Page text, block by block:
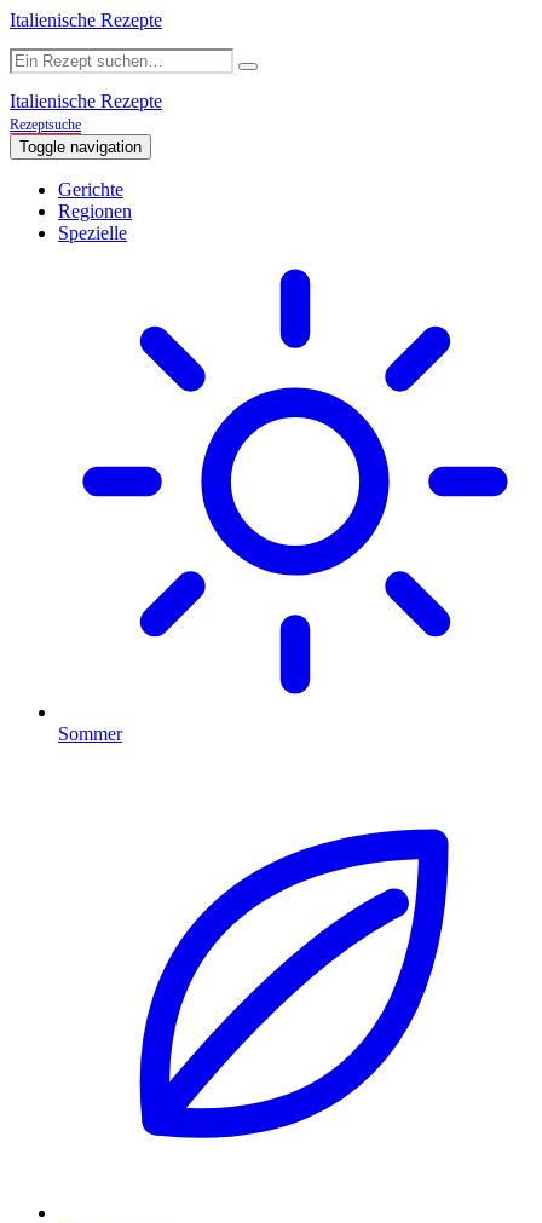
Italienische Rezepte
Italienische Rezepte
Rezeptsuche
Toggle navigation
Gerichte
Regionen
Spezielle
Sommer